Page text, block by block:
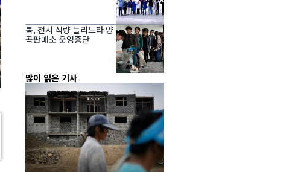
북, 전시 식량 늘리느라 양
곡판매소 운영중단
많이 읽은 기사